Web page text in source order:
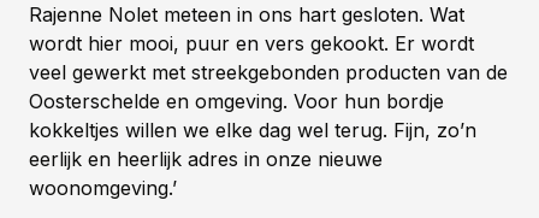
Rajenne Nolet meteen in ons hart gesloten. Wat
wordt hier mooi, puur en vers gekookt. Er wordt
veel gewerkt met streekgebonden producten van de
Oosterschelde en omgeving. Voor hun bordje
kokkeltjes willen we elke dag wel terug. Fijn, zo’n
eerlijk en heerlijk adres in onze nieuwe
woonomgeving.’